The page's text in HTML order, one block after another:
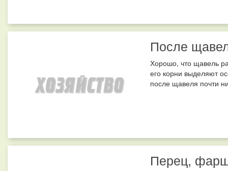
После
Хорошо, что щавель
его корни выделяют
после щавеля почти
Перец,